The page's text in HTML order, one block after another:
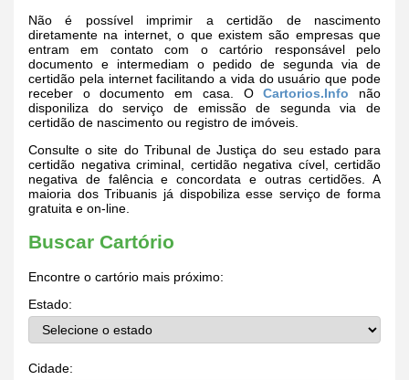
Não é possível imprimir a certidão de nascimento
diretamente na internet, o que existem são empresas que
entram em contato com o cartório responsável pelo
documento e intermediam o pedido de segunda via de
certidão pela internet facilitando a vida do usuário que pode
receber o documento em casa. OCartorios.Info não
disponiliza do serviço de emissão de segunda via de
certidão de nascimento ou registro de imóveis.
Consulte o site do Tribunal de Justiça do seu estado para
certidão negativa criminal, certidão negativa cível, certidão
negativa de falência e concordata e outras certidões. A
maioria dos Tribuanis já dispobiliza esse serviço de forma
gratuita e on-line.
Buscar Cartório
Encontre o cartório mais próximo:
Estado:
Cidade: